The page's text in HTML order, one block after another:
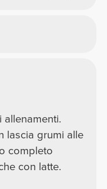
lascia grumi alle
completo
con latte.